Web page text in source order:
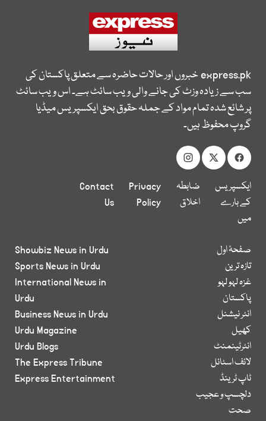
express.pkخبروں اور حالات حاضرہ سے متعلق پاکستان کی
سب سے زیادہ وزٹ کی جانے والی ویب سائٹ ہے۔ اس ویب سائٹ
پر شائع شدہ تمام مواد کے جملہ حقوق بحق ایکسپریس میڈیا
گروپ محفوظ ہیں۔
ایکسپریس
کے بارے
میں
ضابطہ
اخلاق
Privacy
Policy
Contact
Us
صفحۂ اول
تازہ ترین
غزہ لہو لہو
پاکستان
انٹر نیشنل
کھیل
انٹرٹینمنٹ
لائف اسٹائل
ٹاپ ٹرینڈ
دلچسپ و عجیب
صحت
Showbiz News in Urdu
Sports News in Urdu
International News in
Urdu
Business News in Urdu
Urdu Magazine
Urdu Blogs
The Express Tribune
Express Entertainment